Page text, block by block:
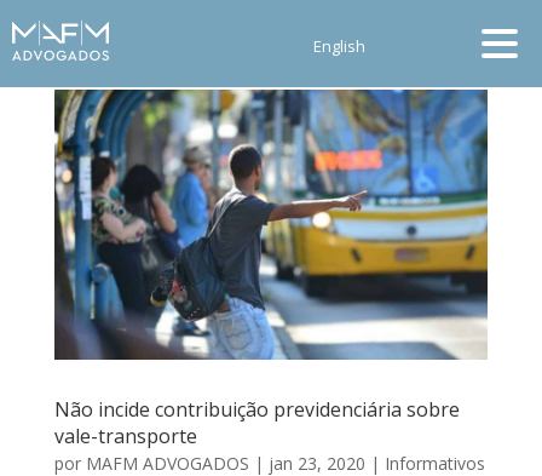
English
Não incide contribuição previdenciária sobre
vale-transporte
por MAFM ADVOGADOS | jan 23, 2020 | Informativos